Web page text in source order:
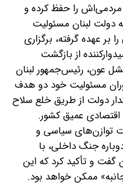
مردمی‌اش را حفظ کرده و
دولت لبنان مسئولیت
عهده گرفته، برگزاری
از بازگشت
عون، رئیس‌جمهور لبنان
مسئولیت خود دو هدف
دولت از طریق خلع سلاح
عمیق کشور.
توازن‌های سیاسی و
جنگ داخلی، با
گفت و تأکید کرد که این
ممکن خواهد بود.